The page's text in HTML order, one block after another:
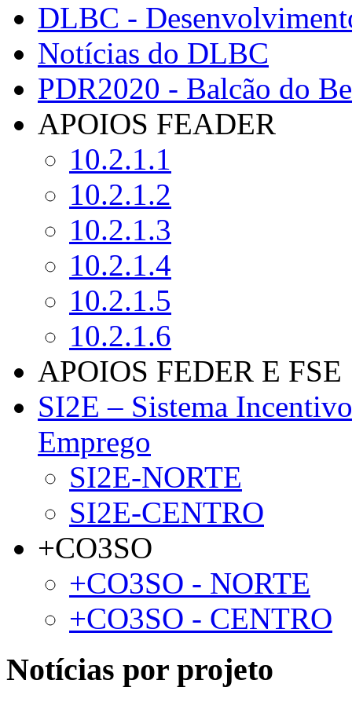
DLBC -
Notícias do DLBC
PDR2020 - Balcão do
APOIOS FEADER
10.2.1.1
10.2.1.2
10.2.1.3
10.2.1.4
10.2.1.5
10.2.1.6
APOIOS FEDER E FSE
SI2E – Sistema
Emprego
SI2E-NORTE
SI2E-CENTRO
+CO3SO
+CO3SO - NORTE
+CO3SO - CENTRO
Notícias por projeto